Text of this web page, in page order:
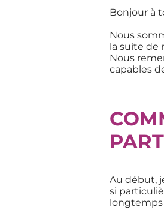
Bonjour à
Nous
la suite de
Nous
capables
Au début,
si
longtemps